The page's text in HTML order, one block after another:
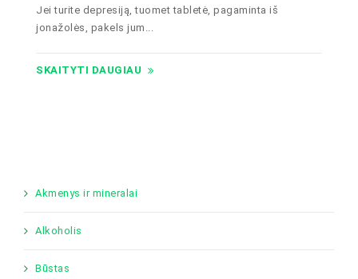
Jei turite depresiją, tuomet tabletė, pagaminta iš
jonažolės, pakels jum...
SKAITYTI DAUGIAU
Akmenys ir mineralai
Alkoholis
Būstas